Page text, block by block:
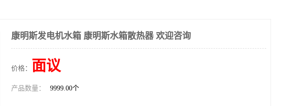
康明斯发电机水箱 康明斯水箱散热器 欢迎咨询
价格： 面议
产品数量： 9999.00个